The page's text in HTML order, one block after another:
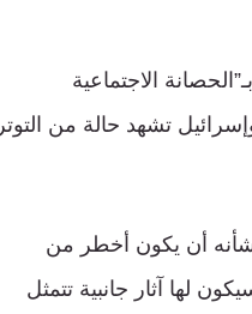
الاجتماعية
تشهد حالة من التوتر
شأنه أن يكون أخطر من
لها آثار جانبية تتمثل